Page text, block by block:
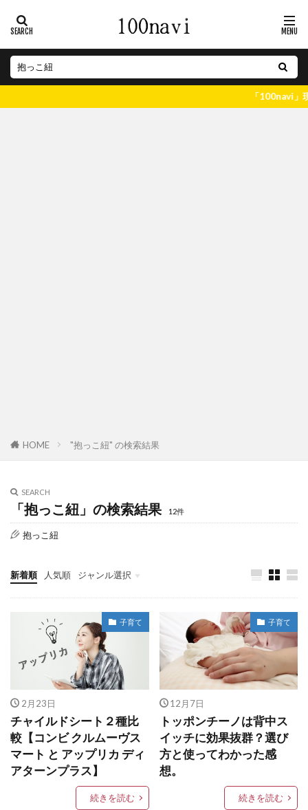
「100navi」現在
HOME "抱っこ紐" の検索結果
SEARCH
「抱っこ紐」の検索結果 12件
抱っこ紐
新着順 人気順 ジャンル選択
暮らし
美容
子育て
子育て
2月23日
チャイルドシート２種比
較【コンビ クルムーヴス
マート と アップリカ ディ
アターンプラス】
続きを読む
子育て
12月7日
トッポンチーノは背中ス
イッチに効果抜群？選び
方と使ってわかった感
想。
続きを読む